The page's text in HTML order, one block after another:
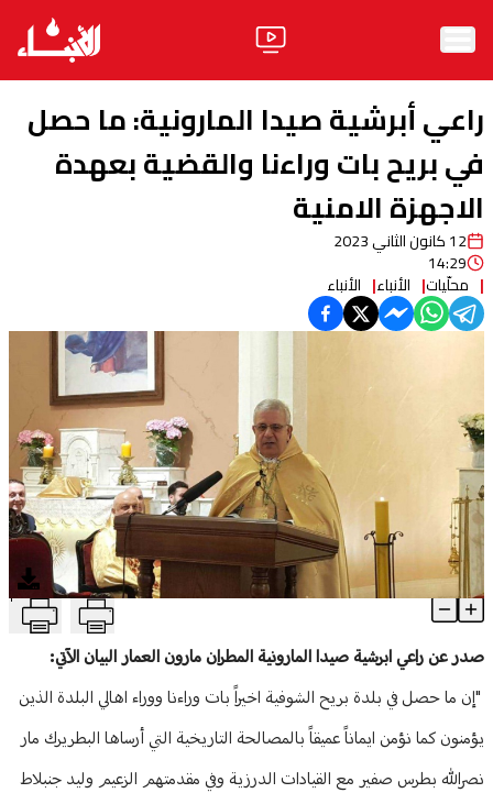
الرئيسية
الأخبار
منوعات
آراء
فيديو
مواقف
وليد جنبلاط
راعي أبرشية صيدا المارونية: ما حصل
في بريح بات وراءنا والقضية بعهدة
الاجهزة الامنية
12 كانون الثاني 2023
14:29
محلّيات الأنباء الأنباء
راعي أبرشية صيدا المارونية: ما حصل في بريح بات وراءنا والقضية T
Article Content
صدر عن راعي ابرشية صيدا المارونية المطران مارون العمار البيان الآتي:
"إن ما حصل في بلدة بريح الشوفية اخيراً بات وراءنا ووراء اهالي البلدة الذين
يؤمنون كما نؤمن ايماناً عميقاً بالمصالحة التاريخية التي أرساها البطريرك مار
نصرالله بطرس صفير مع القيادات الدرزية وفي مقدمتهم الزعيم وليد جنبلاط